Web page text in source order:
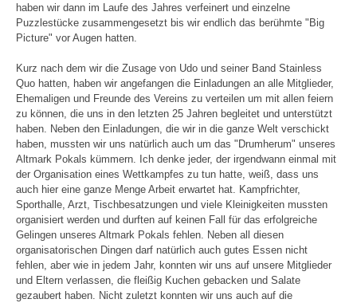
haben wir dann im Laufe des Jahres verfeinert und einzelne
Puzzlestücke zusammengesetzt bis wir endlich das berühmte "Big
Picture" vor Augen hatten.
Kurz nach dem wir die Zusage von Udo und seiner Band Stainless
Quo hatten, haben wir angefangen die Einladungen an alle Mitglieder,
Ehemaligen und Freunde des Vereins zu verteilen um mit allen feiern
zu können, die uns in den letzten 25 Jahren begleitet und unterstützt
haben. Neben den Einladungen, die wir in die ganze Welt verschickt
haben, mussten wir uns natürlich auch um das "Drumherum" unseres
Altmark Pokals kümmern. Ich denke jeder, der irgendwann einmal mit
der Organisation eines Wettkampfes zu tun hatte, weiß, dass uns
auch hier eine ganze Menge Arbeit erwartet hat. Kampfrichter,
Sporthalle, Arzt, Tischbesatzungen und viele Kleinigkeiten mussten
organisiert werden und durften auf keinen Fall für das erfolgreiche
Gelingen unseres Altmark Pokals fehlen. Neben all diesen
organisatorischen Dingen darf natürlich auch gutes Essen nicht
fehlen, aber wie in jedem Jahr, konnten wir uns auf unsere Mitglieder
und Eltern verlassen, die fleißig Kuchen gebacken und Salate
gezaubert haben. Nicht zuletzt konnten wir uns auch auf die